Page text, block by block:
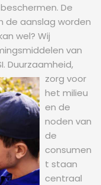
De
de aanslag worden
wel? Wij
van
Duurzaamheid​,
zorg voor
het milieu
en de
noden van
de
consumen
t staan
centraal